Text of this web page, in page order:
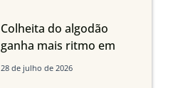
quedas em Tocantins,
Maranhão e Piauí
Colheita do algodão
ganha mais ritmo em
Mato Grosso, Mato
28 de julho de 2026